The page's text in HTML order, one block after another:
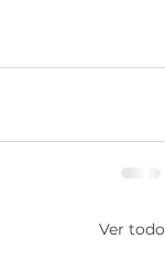
Ver todo